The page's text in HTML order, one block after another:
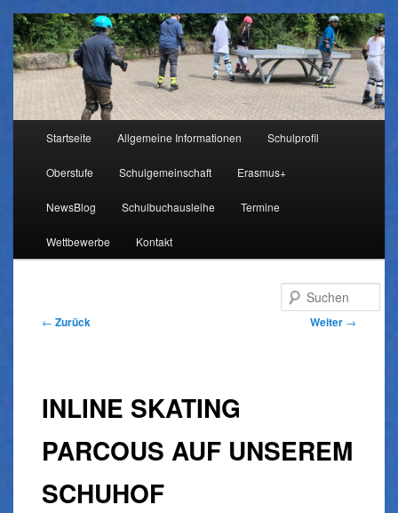
Zum
Inhalt
wechseln
Startseite Allgemeine Informationen Schulprofil
Oberstufe Schulgemeinschaft Erasmus+
NewsBlog Schulbuchausleihe Termine
Wettbewerbe Kontakt
Beitragsnavigation
← Zurück Weiter →
INLINE SKATING
PARCOUS AUF UNSEREM
SCHUHOF